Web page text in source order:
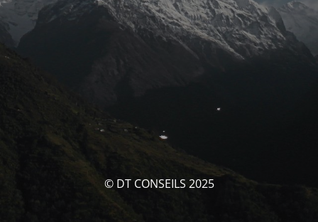
© DT CONSEILS 2025